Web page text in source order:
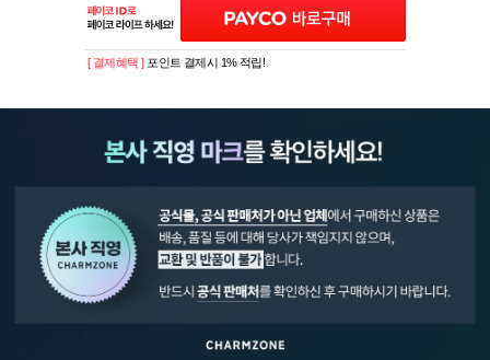
[ 결제혜택 ] 포인트 결제시 1% 적립!